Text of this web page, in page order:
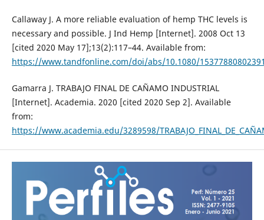
Callaway J. A more reliable evaluation of hemp THC levels is
necessary and possible. J Ind Hemp [Internet]. 2008 Oct 13
[cited 2020 May 17];13(2):117–44. Available from:
https://www.tandfonline.com/doi/abs/10.1080/
Gamarra J. TRABAJO FINAL DE CAÑAMO INDUSTRIAL
[Internet]. Academia. 2020 [cited 2020 Sep 2]. Available
from:
https://www.academia.edu/3289598/